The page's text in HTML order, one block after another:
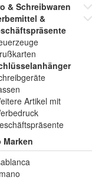
& Schreibwaren
&
Artikel mit
Marken